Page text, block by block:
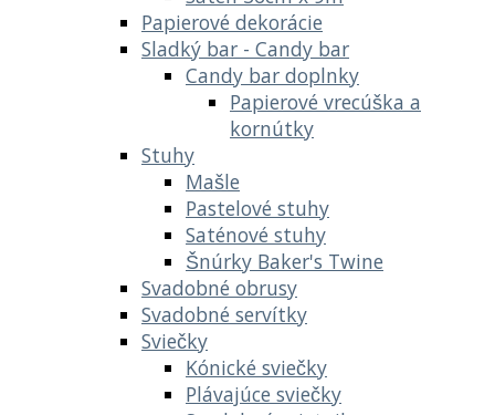
Papierové dekorácie
Sladký bar - Candy bar
Candy bar doplnky
Papierové vrecúška a
kornútky
Stuhy
Mašle
Pastelové stuhy
Saténové stuhy
Šnúrky Baker's Twine
Svadobné obrusy
Svadobné servítky
Sviečky
Kónické sviečky
Plávajúce sviečky